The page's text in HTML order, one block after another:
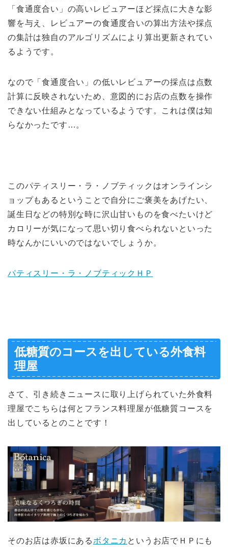
「食通度合い」の高いレビュアーほど採点に大きな影
響を与え、レビュアーの食通度合いの算出方法や採点
の集計は独自のアルゴリズムにより算出更新されてい
るようです。
なので「食通度合い」の低いレビュアーの採点は点数
計算に反映されないため、意図的にお店の点数を操作
できない仕組みとなっているようです。これは僕は知
らなかったです…。
このパティスリー・ラ・ノブティックはオンラインシ
ョップもあるということで自分にご褒美をあげたい、
誕生日などの特別な時に沢山甘いものを食べたいけど
カロリーが気になって思い切り食べられないといった
時なんかにいいのではないでしょうか。
パティスリー・ラ・ノブティックＨＰ
低糖質のコースを出している外食料
理屋
さて、引き続きニュースに取り上げられていた外食料
理屋でこちらは何とフランス料理屋が低糖質コースを
出しているとのことです！
そのお店は赤坂にある ボタニカ というお店でＨＰにも